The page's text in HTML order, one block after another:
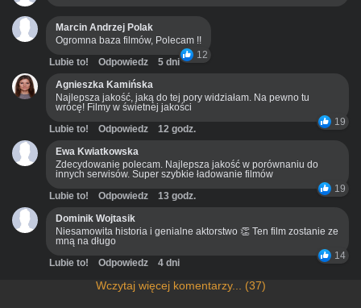
Marcin Andrzej Polak
Ogromna baza filmów, Polecam !!
12
Lubie to! Odpowiedz
5 dni
Agnieszka Kamińska
Najlepsza jakość, jaką do tej pory widziałam. Na pewno tu
wrócę! Filmy w świetnej jakości
19
Lubie to! Odpowiedz
12 godz.
Ewa Kwiatkowska
Zdecydowanie polecam. Najlepsza jakość w porównaniu do
innych serwisów. Super szybkie ładowanie filmów
19
Lubie to! Odpowiedz
13 godz.
Dominik Wojtasik
Niesamowita historia i genialne aktorstwo 👏 Ten film zostanie ze
mną na długo
14
Lubie to! Odpowiedz 4 dni
Wczytaj więcej komentarzy... (37)